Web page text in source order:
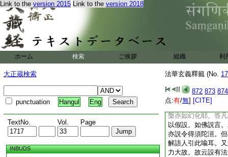
Link to the version 2015 Link to the version 2018
ホーム 検索 ご挨拶 組織 利
大正蔵検索
punctuation Hangul Eng
TextNo. Vol. Page
INBUDS
法華玄義釋籤 (No.
872 873 874
点:有/無] [CITE]
須菩提所説。須菩
如幻人聽法我應用
聞。無知無證。須
者見者如幻如化。
中佛第一。一切法
幻驚疑。謂須菩提
須菩提。須菩提言
法屬因縁無有定實
有法過勝涅槃能令
是一切法滅。是故
無有法過涅槃者。
槃亦如幻化耶。答
以假設。如佛説言
亦説令得須陀洹。
解語人引此喩耳。
力大故。故云設有